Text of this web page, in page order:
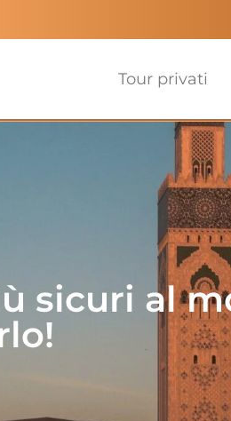
Tour privati
sicuri al